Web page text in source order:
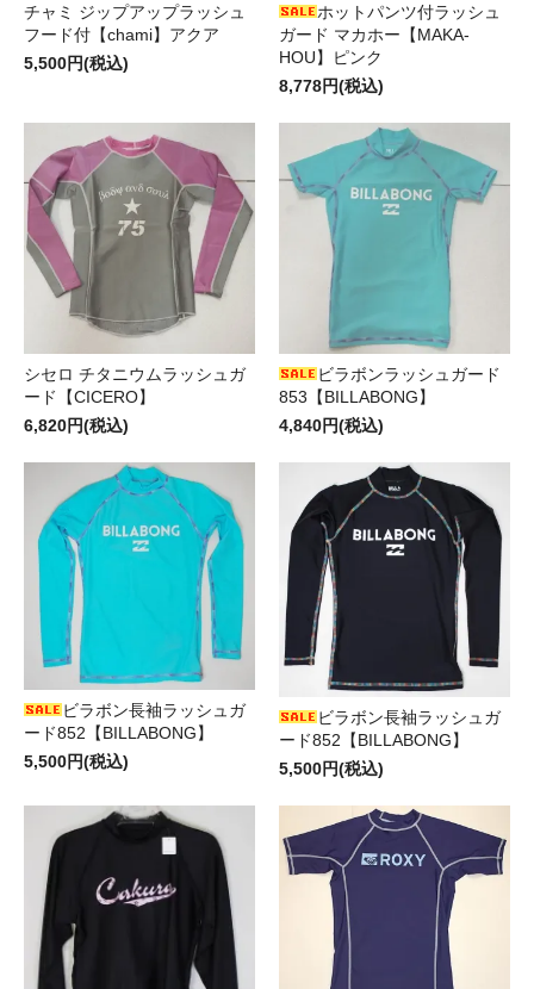
チャミ ジップアップラッシュ
フード付【chami】アクア
5,500円(税込)
ホットパンツ付ラッシュ
ガード マカホー【MAKA-
HOU】ピンク
8,778円(税込)
シセロ チタニウムラッシュガ
ード【CICERO】
6,820円(税込)
ビラボンラッシュガード
853【BILLABONG】
4,840円(税込)
ビラボン長袖ラッシュガ
ード852【BILLABONG】
5,500円(税込)
ビラボン長袖ラッシュガ
ード852【BILLABONG】
5,500円(税込)